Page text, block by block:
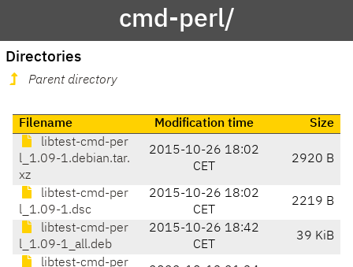
cmd-perl/
Directories
Parent directory
Filename Modification time
Size
libtest-cmd-per
l_1.09-1.debian.tar.
xz
2015-10-26 18:02
CET
2920 B
libtest-cmd-per
l_1.09-1.dsc
2015-10-26 18:02
CET
2219 B
libtest-cmd-per
l_1.09-1_all.deb
2015-10-26 18:42
CET
39 KiB
libtest-cmd-per